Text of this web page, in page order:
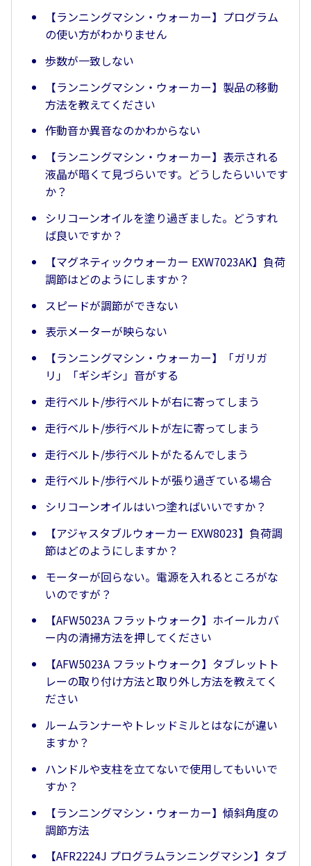
【ランニングマシン・ウォーカー】プログラム
の使い方がわかりません
歩数が一致しない
【ランニングマシン・ウォーカー】製品の移動
方法を教えてください
作動音か異音なのかわからない
【ランニングマシン・ウォーカー】表示される
液晶が暗くて見づらいです。どうしたらいいです
か？
シリコーンオイルを塗り過ぎました。どうすれ
ば良いですか？
【マグネティックウォーカー EXW7023AK】負荷
調節はどのようにしますか？
スピードが調節ができない
表示メーターが映らない
【ランニングマシン・ウォーカー】「ガリガ
リ」「ギシギシ」音がする
走行ベルト/歩行ベルトが右に寄ってしまう
走行ベルト/歩行ベルトが左に寄ってしまう
走行ベルト/歩行ベルトがたるんでしまう
走行ベルト/歩行ベルトが張り過ぎている場合
シリコーンオイルはいつ塗ればいいですか？
【アジャスタブルウォーカー EXW8023】負荷調
節はどのようにしますか？
モーターが回らない。電源を入れるところがな
いのですが？
【AFW5023A フラットウォーク】ホイールカバ
ー内の清掃方法を押してください
【AFW5023A フラットウォーク】タブレットト
レーの取り付け方法と取り外し方法を教えてく
ださい
ルームランナーやトレッドミルとはなにが違い
ますか？
ハンドルや支柱を立てないで使用してもいいで
すか？
【ランニングマシン・ウォーカー】傾斜角度の
調節方法
【AFR2224J プログラムランニングマシン】タブ